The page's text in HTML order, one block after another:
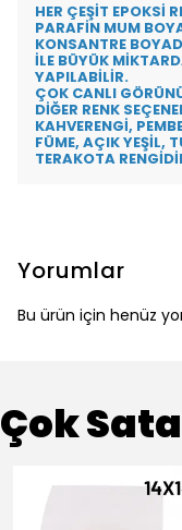
HER ÇEŞİT EPOKSİ
PARAFİN MUM
KONSANTRE
İLE BÜYÜK
YAPILABİLİR.
ÇOK CANLI
DİĞER RENK
KAHVERENGİ,
FÜME, AÇIK YEŞİL,
TERAKOTA
Yorumlar
Bu ürün için henüz
Çok